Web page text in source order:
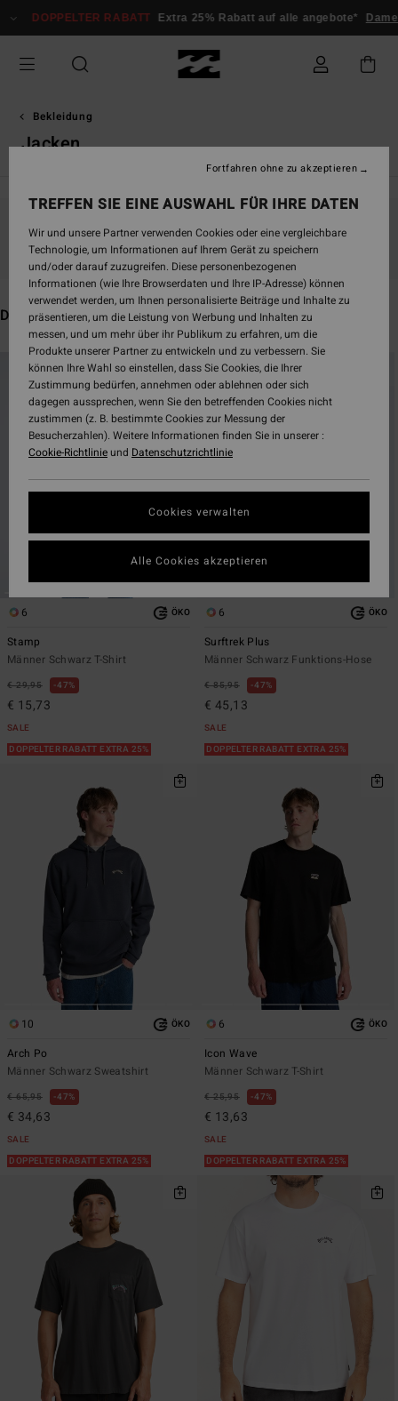
zur
Auswahl
springen
RABATT Extra 25% Rabatt auf alle angebote* Damen Herren
Bekleidung
Jacken
Bleib dabei, die Produkte sind bald wieder da
Das könnte dir auch gefallen
Direkt
Filterkriterien
springen
Überspringen
filtern
6 ÖKO
Stamp
Männer Schwarz T-Shirt
€ 29,95 47%
€ 15,73
SALE
DOPPELTER RABATT EXTRA 25%
6 ÖKO
Surftrek Plus
Männer Schwarz Funktions-Hose
€ 85,95 47%
€ 45,13
SALE
DOPPELTER RABATT EXTRA 25%
10 ÖKO
Arch Po
Männer Schwarz Sweatshirt
€ 65,95 47%
€ 34,63
SALE
DOPPELTER RABATT EXTRA 25%
6 ÖKO
Icon Wave
Männer Schwarz T-Shirt
€ 25,95 47%
€ 13,63
SALE
DOPPELTER RABATT EXTRA 25%
TREFFEN SIE EINE AUSWAHL FÜR IHRE DATEN
Wir und unsere Partner verwenden Cookies oder eine vergleichbare
Technologie, um Informationen auf Ihrem Gerät zu speichern
und/oder darauf zuzugreifen. Diese personenbezogenen
Informationen (wie Ihre Browserdaten und Ihre IP-Adresse) können
verwendet werden, um Ihnen personalisierte Beiträge und Inhalte zu
präsentieren, um die Leistung von Werbung und Inhalten zu
messen, und um mehr über ihr Publikum zu erfahren, um die
Produkte unserer Partner zu entwickeln und zu verbessern. Sie
können Ihre Wahl so einstellen, dass Sie Cookies, die Ihrer
Zustimmung bedürfen, annehmen oder ablehnen oder sich
dagegen aussprechen, wenn Sie den betreffenden Cookies nicht
zustimmen (z. B. bestimmte Cookies zur Messung der
Besucherzahlen). Weitere Informationen finden Sie in unserer :
Cookie-Richtlinieund Datenschutzrichtlinie
Cookies verwalten
Fortfahren ohne zu akzeptieren
Alle Cookies akzeptieren